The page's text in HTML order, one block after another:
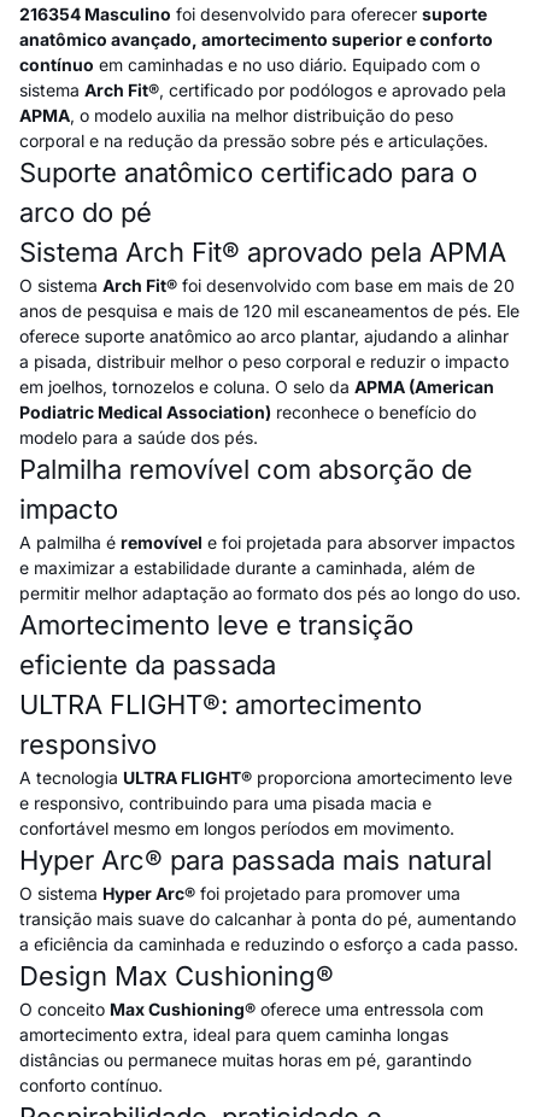
216354 Masculino foi desenvolvido para oferecer suporte
anatômico avançado, amortecimento superior e conforto
contínuo em caminhadas e no uso diário. Equipado com o
sistema Arch Fit®, certificado por podólogos e aprovado pela
APMA, o modelo auxilia na melhor distribuição do peso
corporal e na redução da pressão sobre pés e articulações.
Suporte anatômico certificado para o
arco do pé
Sistema Arch Fit® aprovado pela APMA
O sistema Arch Fit® foi desenvolvido com base em mais de 20
anos de pesquisa e mais de 120 mil escaneamentos de pés. Ele
oferece suporte anatômico ao arco plantar, ajudando a alinhar
a pisada, distribuir melhor o peso corporal e reduzir o impacto
em joelhos, tornozelos e coluna. O selo da APMA (American
Podiatric Medical Association) reconhece o benefício do
modelo para a saúde dos pés.
Palmilha removível com absorção de
impacto
A palmilha é removível e foi projetada para absorver impactos
e maximizar a estabilidade durante a caminhada, além de
permitir melhor adaptação ao formato dos pés ao longo do uso.
Amortecimento leve e transição
eficiente da passada
ULTRA FLIGHT®: amortecimento
responsivo
A tecnologia ULTRA FLIGHT® proporciona amortecimento leve
e responsivo, contribuindo para uma pisada macia e
confortável mesmo em longos períodos em movimento.
Hyper Arc® para passada mais natural
O sistema Hyper Arc® foi projetado para promover uma
transição mais suave do calcanhar à ponta do pé, aumentando
a eficiência da caminhada e reduzindo o esforço a cada passo.
Design Max Cushioning®
O conceito Max Cushioning® oferece uma entressola com
amortecimento extra, ideal para quem caminha longas
distâncias ou permanece muitas horas em pé, garantindo
conforto contínuo.